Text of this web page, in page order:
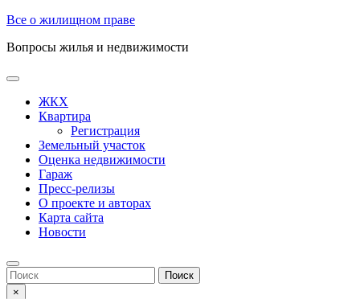
Skip
content
Все о жилищном праве
Вопросы жилья и недвижимости
Open
ButtonЖКХ
Квартира
Регистрация
Земельный участок
Оценка недвижимости
Гараж
Пресс-релизы
О проекте и авторах
Карта сайта
Новости
Close
Button
Search
for:
×